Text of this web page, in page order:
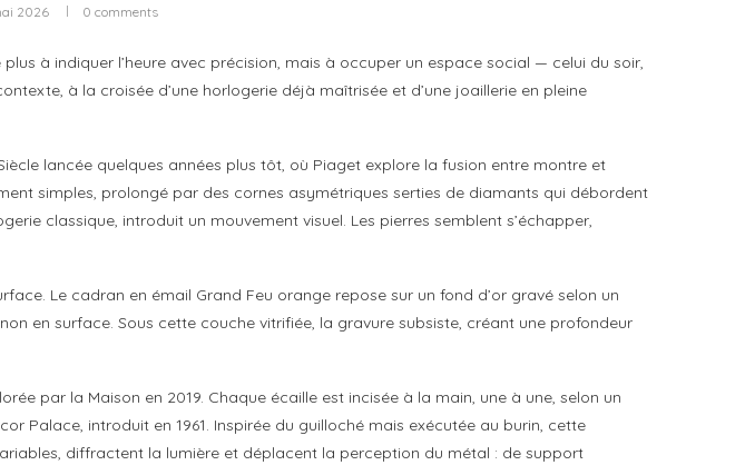
2026 0 comments
à indiquer l’heure avec précision, mais à occuper un espace social — celui du soir,
à la croisée d’une horlogerie déjà maîtrisée et d’une joaillerie en pleine
lancée quelques années plus tôt, où Piaget explore la fusion entre montre et
simples, prolongé par des cornes asymétriques serties de diamants qui débordent
classique, introduit un mouvement visuel. Les pierres semblent s’échapper,
Le cadran en émail Grand Feu orange repose sur un fond d’or gravé selon un
en surface. Sous cette couche vitrifiée, la gravure subsiste, créant une profondeur
par la Maison en 2019. Chaque écaille est incisée à la main, une à une, selon un
Palace, introduit en 1961. Inspirée du guilloché mais exécutée au burin, cette
diffractent la lumière et déplacent la perception du métal : de support